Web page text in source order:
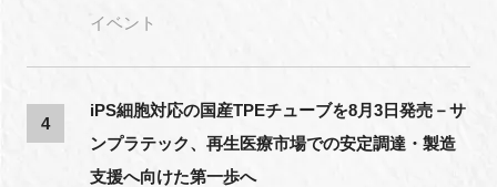
イベント
4
iPS細胞対応の国産TPEチューブを8月3日発売－サ
ンプラテック、再生医療市場での安定調達・製造
支援へ向けた第一歩へ